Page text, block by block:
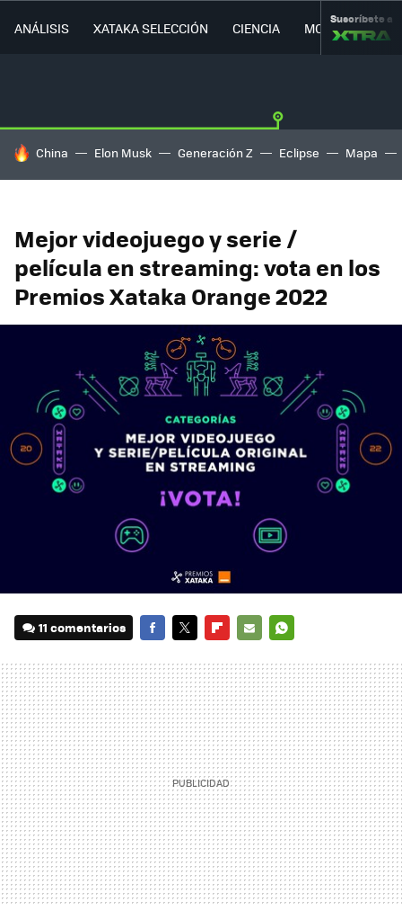
ANÁLISIS XATAKA SELECCIÓN CIENCIA MOVILIDAD
Suscríbete a
HOY SE HABLA DE
China Elon Musk Generación Z Eclipse Mapa
Mejor videojuego y serie /
película en streaming: vota en los
Premios Xataka Orange 2022
11 comentarios
MAIL